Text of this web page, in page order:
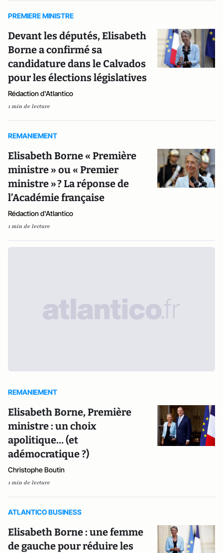
PREMIERE MINISTRE
Devant les députés, Elisabeth
Borne a confirmé sa
candidature dans le Calvados
pour les élections législatives
Rédaction d'Atlantico
1 min de lecture
REMANIEMENT
Elisabeth Borne « Première
ministre » ou « Premier
ministre » ? La réponse de
l’Académie française
Rédaction d'Atlantico
1 min de lecture
REMANIEMENT
Elisabeth Borne, Première
ministre : un choix
apolitique… (et
adémocratique ?)
Christophe Boutin
1 min de lecture
ATLANTICO BUSINESS
Elisabeth Borne : une femme
de gauche pour réduire les